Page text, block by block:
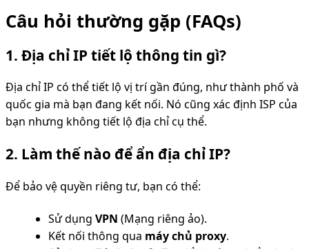
Câu hỏi thường gặp (FAQs)
1. Địa chỉ IP tiết lộ thông tin gì?
Địa chỉ IP có thể tiết lộ vị trí gần đúng, như thành phố và
quốc gia mà bạn đang kết nối. Nó cũng xác định ISP của
bạn nhưng không tiết lộ địa chỉ cụ thể.
2. Làm thế nào để ẩn địa chỉ IP?
Để bảo vệ quyền riêng tư, bạn có thể:
Sử dụngVPN (Mạng riêng ảo).
Kết nối thông qua máy chủ proxy.